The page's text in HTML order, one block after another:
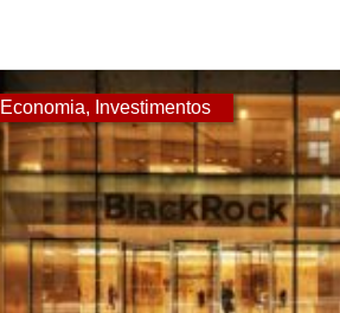
Economia, Investimentos